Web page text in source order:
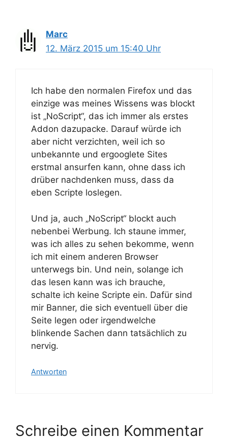
Marc
12. März 2015 um 15:40 Uhr
Ich habe den normalen Firefox und das
einzige was meines Wissens was blockt
ist „NoScript“, das ich immer als erstes
Addon dazupacke. Darauf würde ich
aber nicht verzichten, weil ich so
unbekannte und ergooglete Sites
erstmal ansurfen kann, ohne dass ich
drüber nachdenken muss, dass da
eben Scripte loslegen.
Und ja, auch „NoScript“ blockt auch
nebenbei Werbung. Ich staune immer,
was ich alles zu sehen bekomme, wenn
ich mit einem anderen Browser
unterwegs bin. Und nein, solange ich
das lesen kann was ich brauche,
schalte ich keine Scripte ein. Dafür sind
mir Banner, die sich eventuell über die
Seite legen oder irgendwelche
blinkende Sachen dann tatsächlich zu
nervig.
Antworten
Schreibe einen Kommentar